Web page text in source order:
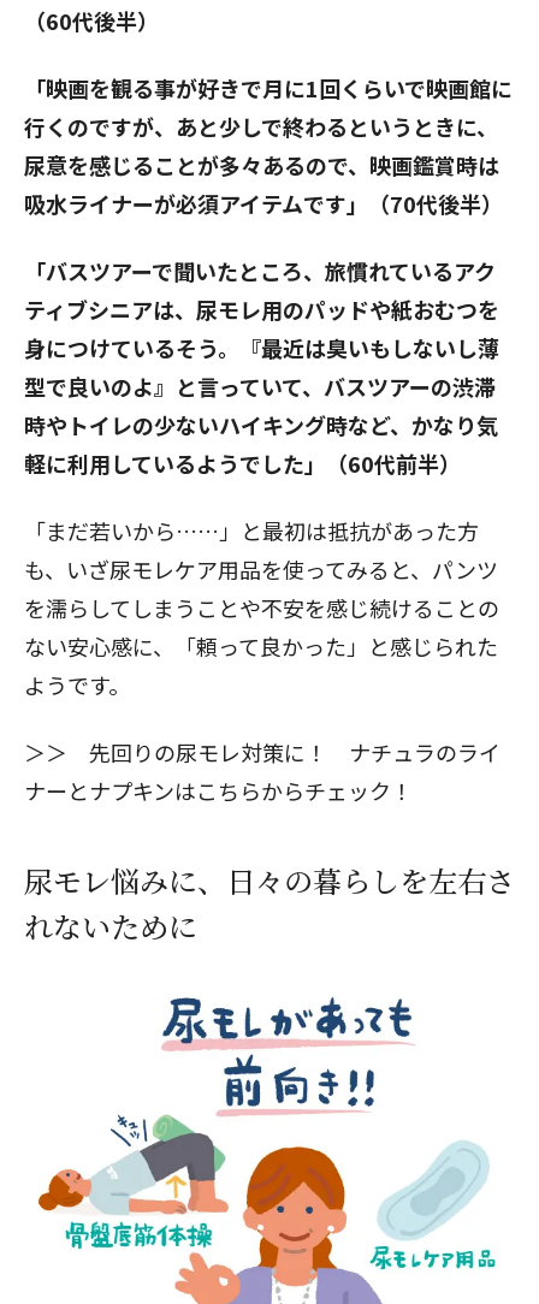
（60代後半）
「映画を観る事が好きで月に1回くらいで映画館に
行くのですが、あと少しで終わるというときに、
尿意を感じることが多々あるので、映画鑑賞時は
吸水ライナーが必須アイテムです」（70代後半）
「バスツアーで聞いたところ、旅慣れているアク
ティブシニアは、尿モレ用のパッドや紙おむつを
身につけているそう。『最近は臭いもしないし薄
型で良いのよ』と言っていて、バスツアーの渋滞
時やトイレの少ないハイキング時など、かなり気
軽に利用しているようでした」（60代前半）
「まだ若いから……」と最初は抵抗があった方
も、いざ尿モレケア用品を使ってみると、パンツ
を濡らしてしまうことや不安を感じ続けることの
ない安心感に、「頼って良かった」と感じられた
ようです。
＞＞ 先回りの尿モレ対策に！ ナチュラのライ
ナーとナプキンはこちらからチェック！
尿モレ悩みに、日々の暮らしを左右さ
れないために
閉じる